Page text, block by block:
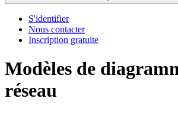
S'identifier
Nous contacter
Inscription gratuite
Modèles de
réseau